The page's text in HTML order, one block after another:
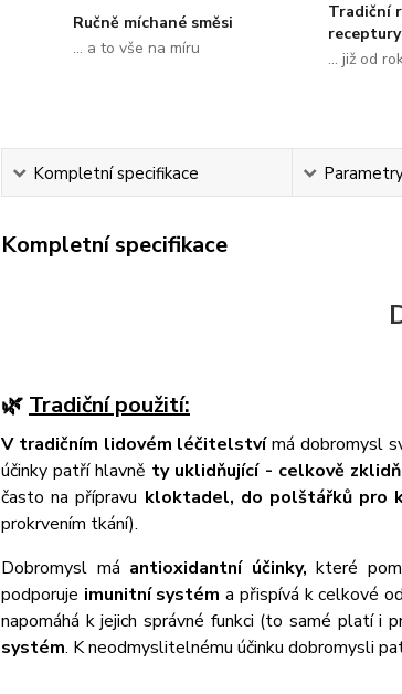
Ručně míchané směsi
... a to vše na míru
Tradiční
receptury
... již od
Kompletní specifikace
Kompletní specifikace
🌿 Tradiční použití:
V tradičním lidovém léčitelstvímá dobromysl
účinky patří hlavně ty uklidňující - celkově
často na přípravu kloktadel, do polštářků pro
prokrvením tkání).
Dobromysl má antioxidantní účinky, které
podporuje imunitní systém a přispívá k celkové
napomáhá k jejich správné funkci (to samé platí i
systém. K neodmyslitelnému účinku dobromysli